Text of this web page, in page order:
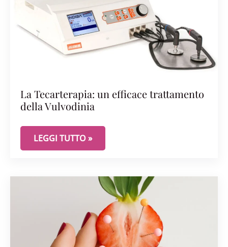
La Tecarterapia: un efficace trattamento
della Vulvodinia
LA TECARTERAPIA: UN EFFICACE TRATTAMENTO
LEGGI TUTTO »